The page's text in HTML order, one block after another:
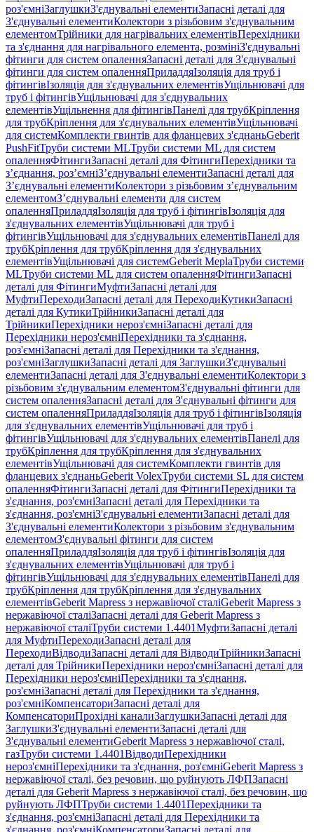
роз'ємніЗаглушкиЗ'єднувальні елементиЗапасні деталі для
З'єднувальні елементиКолектори з різьбовим з'єднувальним
елементомТрійники для нагрівальних елементівПерехідники
та з'єднання для нагрівального елемента, розмініЗ'єднувальні
фітинги для систем опаленняЗапасні деталі для З'єднувальні
фітинги для систем опаленняПриладдяІзоляція для труб і
фітингівІзоляція для з'єднувальних елементівУщільнювачі для
труб і фітингівУщільнювачі для з'єднувальних
елементівУщільнення для фітингівПанелі для трубКріплення
для трубКріплення для з'єднувальних елементівУщільнювачі
для системКомплекти гвинтів для фланцевих з'єднаньGeberit
PushFitТруби системи MLТруби системи ML для систем
опаленняФітингиЗапасні деталі для ФітингиПерехідники та
з’єднання, роз’ємніЗ’єднувальні елементиЗапасні деталі для
З’єднувальні елементиКолектори з різьбовим з’єднувальним
елементомЗ’єднувальні елементи для систем
опаленняПриладдяІзоляція для труб і фітингівІзоляція для
з'єднувальних елементівУщільнювачі для труб і
фітингівУщільнювачі для з'єднувальних елементівПанелі для
трубКріплення для трубКріплення для з'єднувальних
елементівУщільнювачі для системGeberit MeplaТруби системи
MLТруби системи ML для систем опаленняФітингиЗапасні
деталі для ФітингиМуфтиЗапасні деталі для
МуфтиПереходиЗапасні деталі для ПереходиКутикиЗапасні
деталі для КутикиТрійникиЗапасні деталі для
ТрійникиПерехідники нероз'ємніЗапасні деталі для
Перехідники нероз'ємніПерехідники та з'єднання,
роз'ємніЗапасні деталі для Перехідники та з'єднання,
роз'ємніЗаглушкиЗапасні деталі для ЗаглушкиЗ'єднувальні
елементиЗапасні деталі для З'єднувальні елементиКолектори з
різьбовим з'єднувальним елементомЗ'єднувальні фітинги для
систем опаленняЗапасні деталі для З'єднувальні фітинги для
систем опаленняПриладдяІзоляція для труб і фітингівІзоляція
для з'єднувальних елементівУщільнювачі для труб і
фітингівУщільнювачі для з'єднувальних елементівПанелі для
трубКріплення для трубКріплення для з'єднувальних
елементівУщільнювачі для системКомплекти гвинтів для
фланцевих з'єднаньGeberit VolexТруби системи SL для систем
опаленняФітингиЗапасні деталі для ФітингиПерехідники та
з'єднання, роз'ємніЗапасні деталі для Перехідники та
з'єднання, роз'ємніЗ'єднувальні елементиЗапасні деталі для
З'єднувальні елементиКолектори з різьбовим з'єднувальним
елементомЗ'єднувальні фітинги для систем
опаленняПриладдяІзоляція для труб і фітингівІзоляція для
з'єднувальних елементівУщільнювачі для труб і
фітингівУщільнювачі для з'єднувальних елементівПанелі для
трубКріплення для трубКріплення для з'єднувальних
елементівGeberit Mapress з нержавіючої сталіGeberit Mapress з
нержавіючої сталіЗапасні деталі для Geberit Mapress з
нержавіючої сталіТруби системи 1.4401МуфтиЗапасні деталі
для МуфтиПереходиЗапасні деталі для
ПереходиВідводиЗапасні деталі для ВідводиТрійникиЗапасні
деталі для ТрійникиПерехідники нероз'ємніЗапасні деталі для
Перехідники нероз'ємніПерехідники та з'єднання,
роз'ємніЗапасні деталі для Перехідники та з'єднання,
роз'ємніКомпенсаториЗапасні деталі для
КомпенсаториПрохідні каналиЗаглушкиЗапасні деталі для
ЗаглушкиЗ'єднувальні елементиЗапасні деталі для
З'єднувальні елементиGeberit Mapress з нержавіючої сталі,
газТруби системи 1.4401ВідводиПерехідники
нероз'ємніПерехідники та з'єднання, роз'ємніGeberit Mapress з
нержавіючої сталі, без речовин, що руйнують ЛФПЗапасні
деталі для Geberit Mapress з нержавіючої сталі, без речовин, що
руйнують ЛФПТруби системи 1.4401Перехідники та
з'єднання, роз'ємніЗапасні деталі для Перехідники та
з'єднання, роз'ємніКомпенсаториЗапасні деталі для